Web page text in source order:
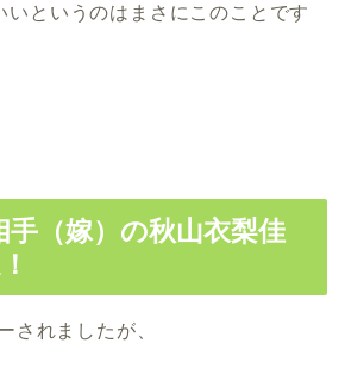
いというのはまさにこのことです
手（嫁）の秋山衣梨佳
されましたが、